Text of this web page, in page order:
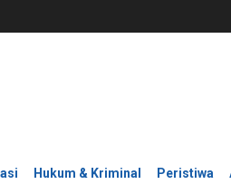
Hukum & Kriminal Peristiwa